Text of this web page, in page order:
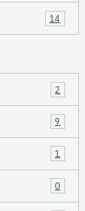
14
2
9
1
0